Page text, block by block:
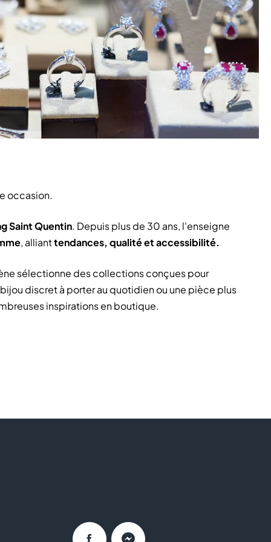
occasion.
Saint Quentin. Depuis plus de 30 ans, l'enseigne
, allianttendances, qualité et accessibilité.
sélectionne des collections conçues pour
discret à porter au quotidien ou une pièce plus
inspirations en boutique.
pour compléter votre tenue ? Les équipes Maison